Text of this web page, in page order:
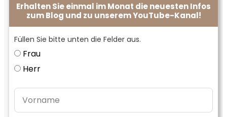
Erhalten Sie einmal im Monat die neuesten Infos
zum Blog und zu unserem YouTube-Kanal!
Füllen Sie bitte unten die Felder aus.
Frau
Herr